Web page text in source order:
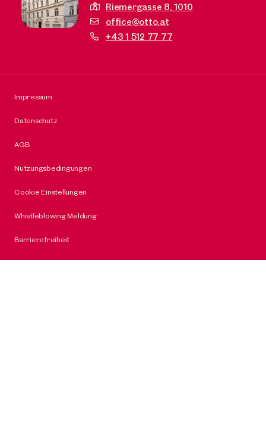
Riemergasse 8,1010
office@otto.at
+43 1 512 77 77
Impressum
Datenschutz
AGB
Nutzungsbedingungen
Cookie Einstellungen
Whistleblowing Meldung
Barrierefreiheit